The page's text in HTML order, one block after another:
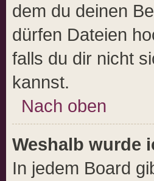
dem du deinen
dürfen Dateien
falls du dir nicht
kannst.
Nach oben
Weshalb wurde
In jedem Board